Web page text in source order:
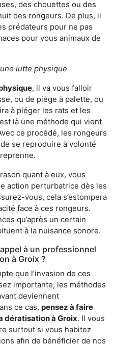
des chouettes ou des
des rongeurs. De plus, il
prédateurs pour ne pas
pour vous animaux de
lutte physique
, il va vous falloir
ou de piège à palette, ou
à piéger les rats et les
là une méthode qui vient
ce procédé, les rongeurs
se reproduire à volonté
quant à eux, vous
action perturbatrice dès les
vous, cela s’estompera
face à ces rongeurs.
qu’après un certain
à la nuisance sonore.
à un professionnel
à Groix ?
que l’invasion de ces
importante, les méthodes
deviennent
ce cas, pensez à faire
dératisation à Groix. Il vous
surtout si vous habitez
afin de bénéficier de nos